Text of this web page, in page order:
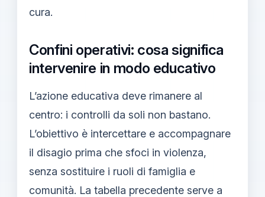
cura.
Confini operativi: cosa significa
intervenire in modo educativo
L’azione educativa deve rimanere al
centro: i controlli da soli non bastano.
L’obiettivo è intercettare e accompagnare
il disagio prima che sfoci in violenza,
senza sostituire i ruoli di famiglia e
comunità. La tabella precedente serve a